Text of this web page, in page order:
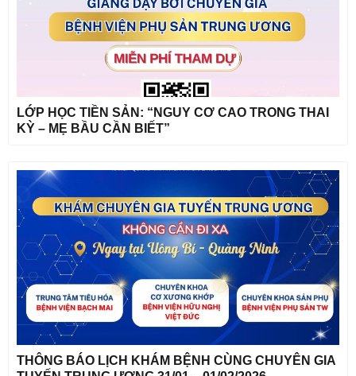
LỚP HỌC TIỀN SẢN: “NGUY CƠ CAO TRONG THAI
KỲ – MẸ BẦU CẦN BIẾT”
THÔNG BÁO LỊCH KHÁM BỆNH CÙNG CHUYÊN GIA